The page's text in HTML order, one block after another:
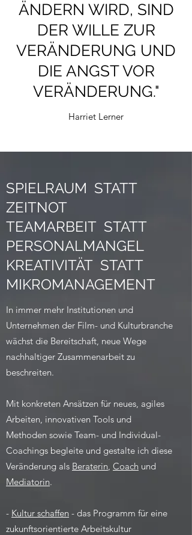
ÄNDERN WIRD, SIND
DER WILLE ZUR
VERÄNDERUNG UND
DIE ANGST VOR
VERÄNDERUNG."
Harriet Lerner
SPIELRAUM STATT
ZEITNOT
TEAMARBEIT STATT
PERSONALMANGEL
KREATIVITÄT STATT
MIKROMANAGEMENT
In immer mehr Institutionen und
Unternehmen der Film- und Kulturbranche
wächst die Bereitschaft, neue Wege
nachhaltiger Zusammenarbeit zu
beschreiten.
Mit konkreten Ansätzen für neues, agiles
Arbeiten, innovativen Tools und
Methoden sowie Team- und Individual-
Coachings begleite und gestalte ich diese
Veränderung als Beraterin, Coach und
Mediatorin.
- Kultur schaffen - das Programm für eine
zukunftsorientierte Arbeitskultur